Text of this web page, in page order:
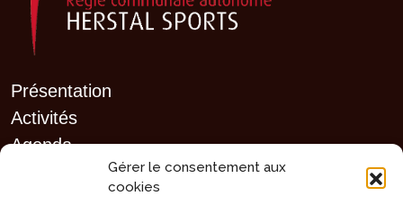
Gérer le consentement aux
cookies
Présentation
Activités
Agenda
Clubs sportifs